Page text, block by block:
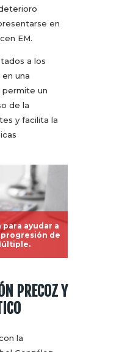
en
EM.
a los
una
permite un
de la
y facilita la
ayudar a
de
PRECOZ Y
la